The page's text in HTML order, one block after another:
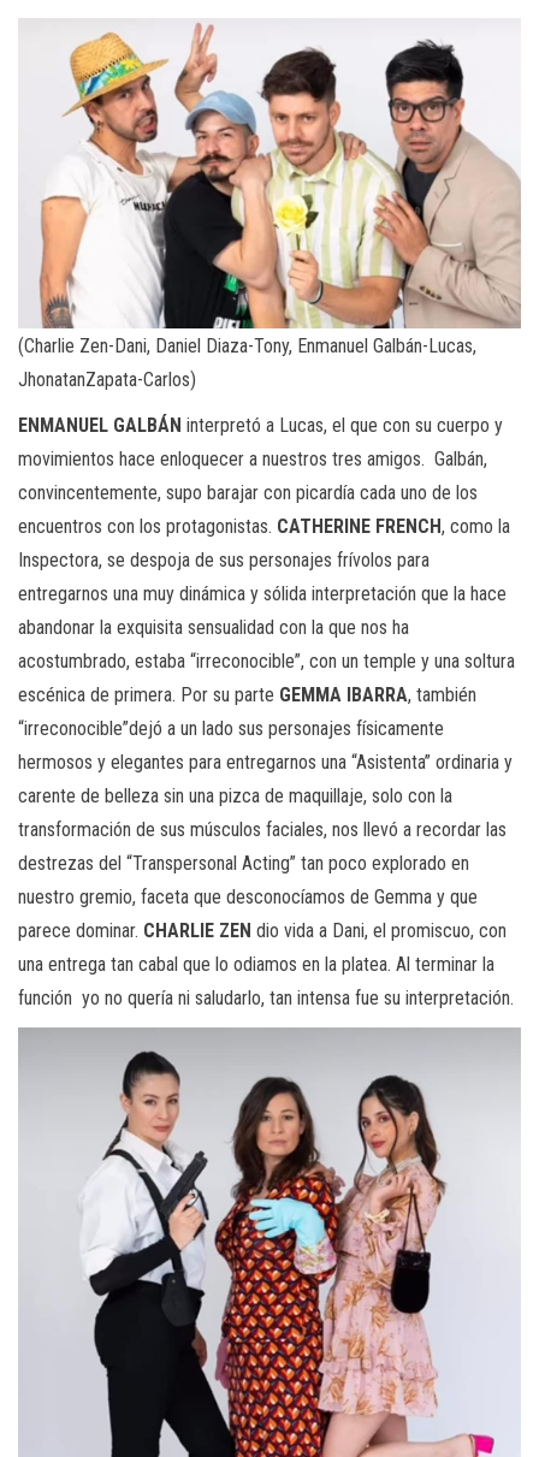
(Charlie Zen-Dani, Daniel Diaza-Tony, Enmanuel Galbán-Lucas,
JhonatanZapata-Carlos)
ENMANUEL GALBÁN interpretó a Lucas, el que con su cuerpo y
movimientos hace enloquecer a nuestros tres amigos. Galbán,
convincentemente, supo barajar con picardía cada uno de los
encuentros con los protagonistas. CATHERINE FRENCH, como la
Inspectora, se despoja de sus personajes frívolos para
entregarnos una muy dinámica y sólida interpretación que la hace
abandonar la exquisita sensualidad con la que nos ha
acostumbrado, estaba “irreconocible”, con un temple y una soltura
escénica de primera. Por su parte GEMMA IBARRA, también
“irreconocible”dejó a un lado sus personajes físicamente
hermosos y elegantes para entregarnos una “Asistenta” ordinaria y
carente de belleza sin una pizca de maquillaje, solo con la
transformación de sus músculos faciales, nos llevó a recordar las
destrezas del “Transpersonal Acting” tan poco explorado en
nuestro gremio, faceta que desconocíamos de Gemma y que
parece dominar. CHARLIE ZEN dio vida a Dani, el promiscuo, con
una entrega tan cabal que lo odiamos en la platea. Al terminar la
función yo no quería ni saludarlo, tan intensa fue su interpretación.